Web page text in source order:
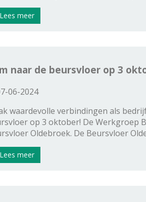
Lees meer
naar de beursvloer op 3
06-2024
waardevolle verbindingen als
op 3 oktober! De Werkgroep
Oldebroek. De Beursvloer
Lees meer